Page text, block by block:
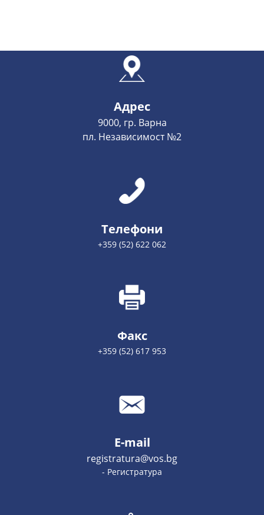
Адрес
9000, гр. Варна
пл. Независимост №2
Телефони
+359 (52) 622 062
Факс
+359 (52) 617 953
E-mail
registratura@vos.bg
- Регистратура